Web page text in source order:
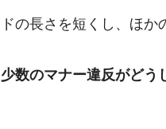
の長さを短くし、ほか
数のマナー違反がどう